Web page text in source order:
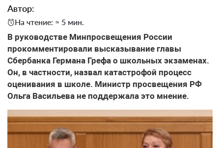
Автор:
На чтение: ≈ 5 мин.
В руководстве Минпросвещения России
прокомментировали высказывание главы
Сбербанка Германа Грефа о школьных экзаменах.
Он, в частности, назвал катастрофой процесс
оценивания в школе. Министр просвещения РФ
Ольга Васильева не поддержала это мнение.